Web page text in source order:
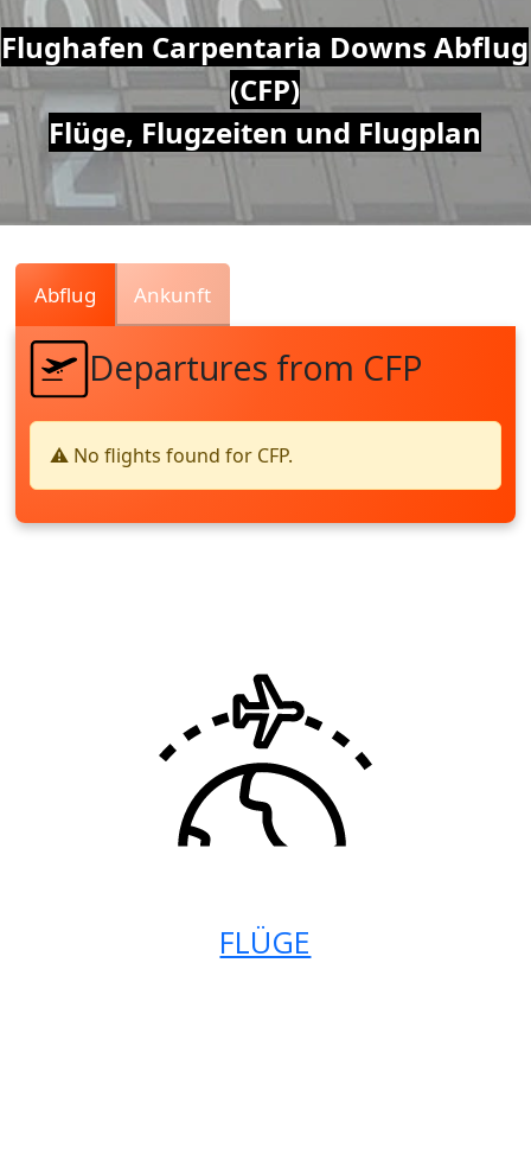
Air
Traffic
Live
Flughafen Carpentaria Downs Abflug
(CFP)
Flüge, Flugzeiten und Flugplan
Abflug Ankunft
Departures from CFP
⚠️ No flights found for CFP.
FLÜGE